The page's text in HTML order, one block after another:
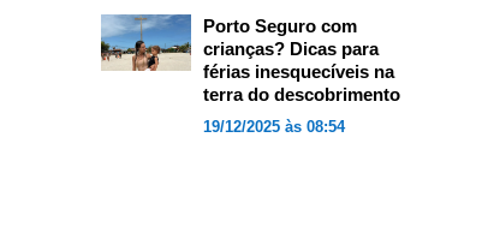
Porto Seguro com
crianças? Dicas para
férias inesquecíveis na
terra do descobrimento
19/12/2025 às 08:54